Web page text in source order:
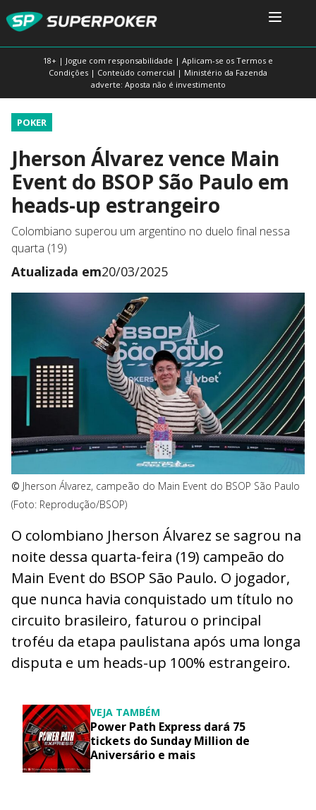
18+ | Jogue com responsabilidade | Aplicam-se os Termos e
Condições | Conteúdo comercial | Ministério da Fazenda
adverte: Aposta não é investimento
POKER
Jherson Álvarez vence Main
Event do BSOP São Paulo em
heads-up estrangeiro
Colombiano superou um argentino no duelo final nessa
quarta (19)
Atualizada em20/03/2025
© Jherson Álvarez, campeão do Main Event do BSOP São Paulo
(Foto: Reprodução/BSOP)
O colombiano Jherson Álvarez se sagrou na
noite dessa quarta-feira (19) campeão do
Main Event do BSOP São Paulo. O jogador,
que nunca havia conquistado um título no
circuito brasileiro, faturou o principal
troféu da etapa paulistana após uma longa
disputa e um heads-up 100% estrangeiro.
VEJA TAMBÉM
Power Path Express dará 75
tickets do Sunday Million de
Aniversário e mais